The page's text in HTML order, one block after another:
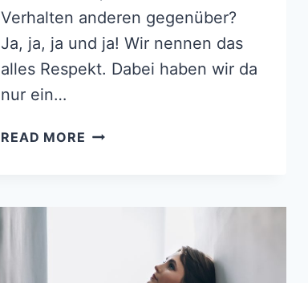
Verhalten anderen gegenüber?
Ja, ja, ja und ja! Wir nennen das
alles Respekt. Dabei haben wir da
nur ein…
READ MORE 150+
FRIEDLICHEN
ZUSAMMENLEBENS